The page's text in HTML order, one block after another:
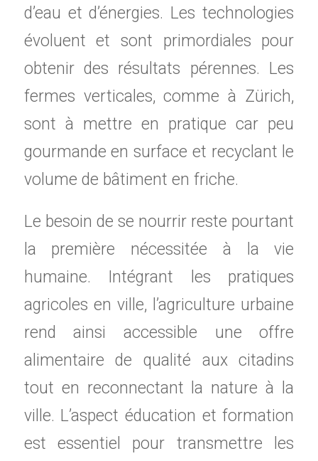
d’eau et d’énergies. Les technologies
évoluent et sont primordiales pour
obtenir des résultats pérennes. Les
fermes verticales, comme à Zürich,
sont à mettre en pratique car peu
gourmande en surface et recyclant le
volume de bâtiment en friche.
Le besoin de se nourrir reste pourtant
la première nécessitée à la vie
humaine. Intégrant les pratiques
agricoles en ville, l’agriculture urbaine
rend ainsi accessible une offre
alimentaire de qualité aux citadins
tout en reconnectant la nature à la
ville. L’aspect éducation et formation
est essentiel pour transmettre les